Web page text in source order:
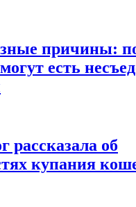
причины:
есть
рассказала об
купания